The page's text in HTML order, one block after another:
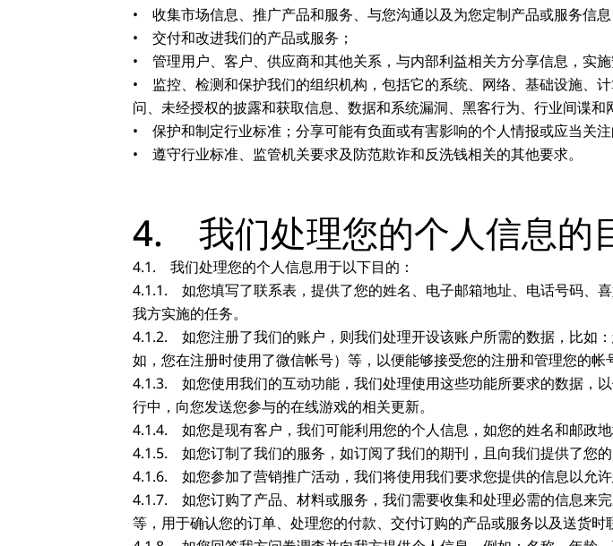
• 收集市场信息、推广产品和服务、与您沟通以及为您定制产品或服务信息
• 交付和改进我们的产品或服务；
• 管理用户、客户、供应商和其他关系，与内部利益相关方分享信息，实
• 监控、检测和保护我们的组织机构，包括它的系统、网络、基础设施、
问、未经授权的披露和获取信息、数据和系统漏洞、黑客行为、行业间谍和
• 保护和制定行业标准；分享可能有负面或有害影响的个人情报或应当关
• 遵守行业标准、监管机关要求及防范欺诈和反洗钱相关的其他要求。
4. 我们处理您的个人信息的
4.1. 我们处理您的个人信息用于以下目的：
4.1.1. 如您填写了联系表，提供了您的姓名、电子邮箱地址、电话号码、
我方实施的任务。
4.1.2. 如您注册了我们的账户，则我们处理开设该账户所需的数据，比如
如，您在注册时使用了微信帐号）等，以便能够接受您的注册和管理您的帐
4.1.3. 如您使用我们的互动功能，我们处理使用这些功能所要求的数据，
行中，向您发送您参与的在线游戏的相关更新。
4.1.4. 如您是现有客户，我们可能利用您的个人信息，如您的姓名和邮政地
4.1.5. 如您订制了我们的服务，如订阅了我们的期刊，且向我们提供了您
4.1.6. 如您参加了营销推广活动，我们将使用我们要求您提供的信息以允
4.1.7. 如您订购了产品、材料或服务，我们需要收集和处理必需的信息来
等，用于确认您的订单、处理您的付款、交付订购的产品或服务以及送货时